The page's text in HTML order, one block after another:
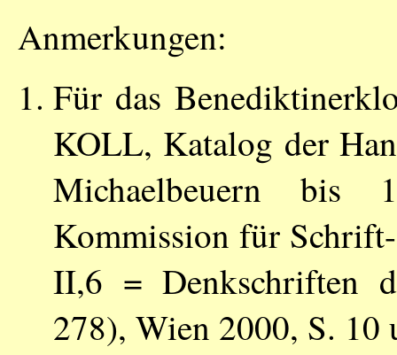
Anmerkungen:
Für das
KOLL, Katalog der
Michaelbeuern bis
Kommission für
II,6 = Denkschriften
278), Wien 2000, S. 10